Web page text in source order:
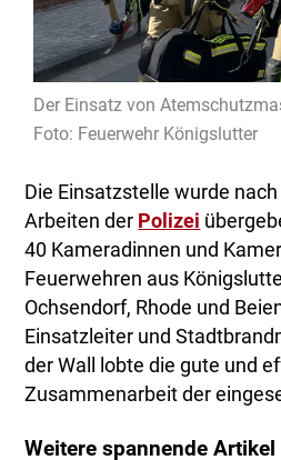
Der Einsatz von
Foto: Feuerwehr Königslutter
Die Einsatzstelle wurde
Arbeiten der Polizei
40 Kameradinnen und
Feuerwehren aus
Ochsendorf, Rhode und
Einsatzleiter und
der Wall lobte die gute und
Zusammenarbeit der
Weitere spannende Artikel